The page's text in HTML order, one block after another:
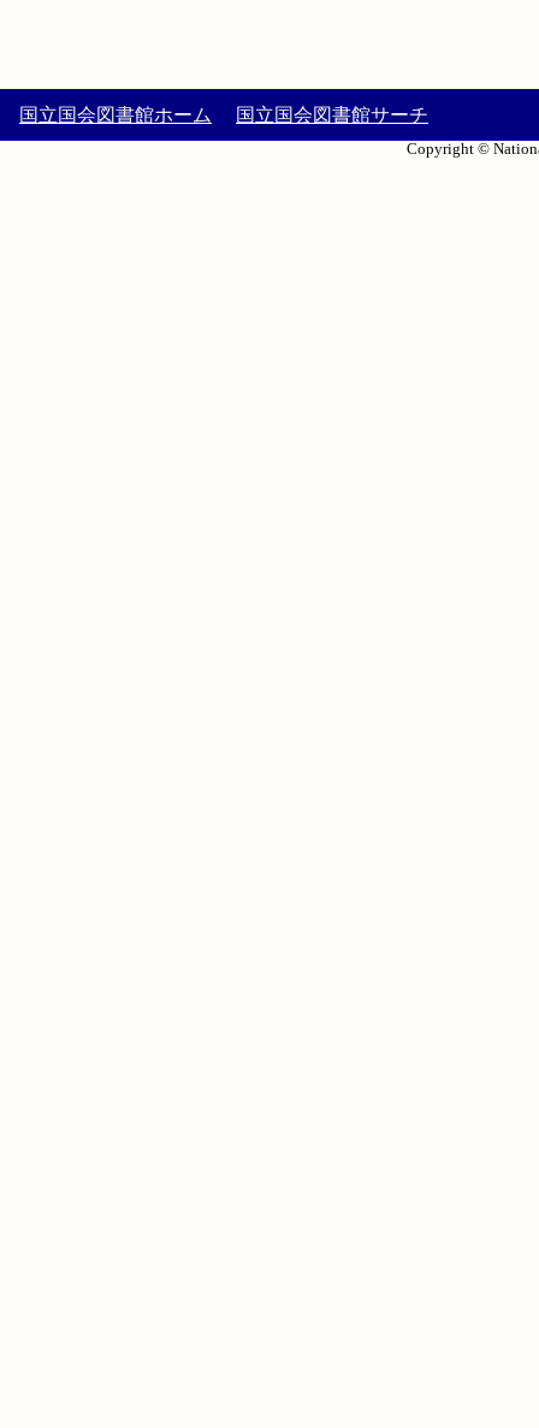
国立国会図書館ホーム 国立国会図書館サーチ
Copyright ©